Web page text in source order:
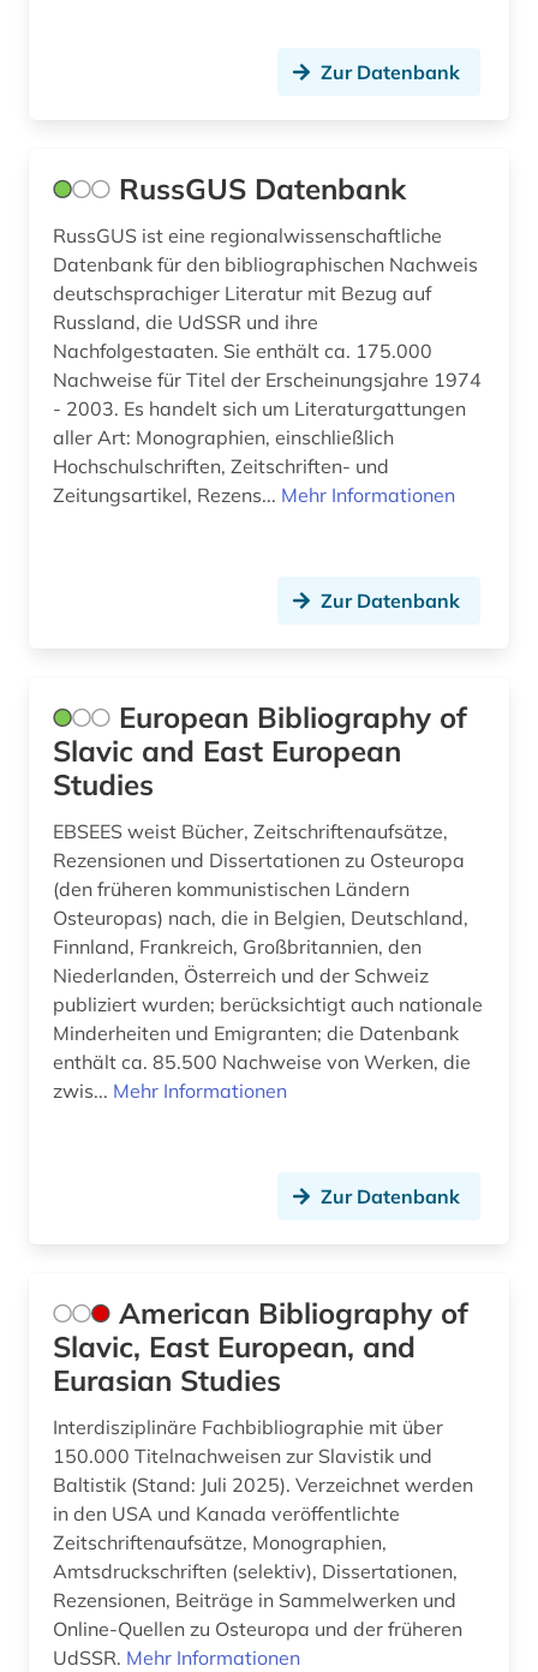
komitet gosudarstvennoj bezopasnosti (1)
kommunikation (1)
kriegszerstörung (1)
kronländer (1)
kultur (3)
kulturerbe (1)
kunst (1)
landeskunde (1)
lehnwort (1)
mem (1)
memorbuch (1)
musik (1)
münchen (1)
nachfolgestaaten (1)
nacionalʹna biblioteka ukraïny im. v. i.
vernadsʹkoho (1)
nationalbibliothek (1)
partei (1)
pfarre (1)
polen (1)
politik (7)
politische verfolgung (1)
politischer protest (1)
polnisch (1)
Ungarn (14)
Zypern (1)
Zur Datenbank
RussGUS Datenbank
RussGUS ist eine regionalwissenschaftliche
Datenbank für den bibliographischen Nachweis
deutschsprachiger Literatur mit Bezug auf
Russland, die UdSSR und ihre
Nachfolgestaaten. Sie enthält ca. 175.000
Nachweise für Titel der Erscheinungsjahre 1974
- 2003. Es handelt sich um Literaturgattungen
aller Art: Monographien, einschließlich
Hochschulschriften, Zeitschriften- und
Zeitungsartikel, Rezens... Mehr Informationen
Zur Datenbank
European Bibliography of
Slavic and East European
Studies
EBSEES weist Bücher, Zeitschriftenaufsätze,
Rezensionen und Dissertationen zu Osteuropa
(den früheren kommunistischen Ländern
Osteuropas) nach, die in Belgien, Deutschland,
Finnland, Frankreich, Großbritannien, den
Niederlanden, Österreich und der Schweiz
publiziert wurden; berücksichtigt auch nationale
Minderheiten und Emigranten; die Datenbank
enthält ca. 85.500 Nachweise von Werken, die
zwis... Mehr Informationen
Zur Datenbank
American Bibliography of
Slavic, East European, and
Eurasian Studies
Interdisziplinäre Fachbibliographie mit über
150.000 Titelnachweisen zur Slavistik und
Baltistik (Stand: Juli 2025). Verzeichnet werden
in den USA und Kanada veröffentlichte
Zeitschriftenaufsätze, Monographien,
Amtsdruckschriften (selektiv), Dissertationen,
Rezensionen, Beiträge in Sammelwerken und
Online-Quellen zu Osteuropa und der früheren
UdSSR. Mehr Informationen